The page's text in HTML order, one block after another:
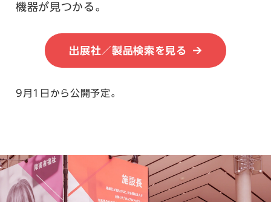
機器が見つかる。
出展社／製品検索を見る
9月1日から公開予定。